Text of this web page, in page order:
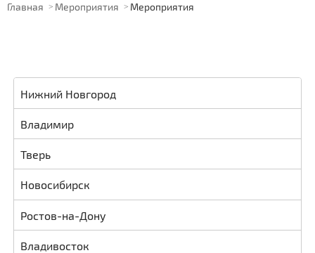
Главная Мероприятия Мероприятия
Нижний Новгород
Владимир
Тверь
Новосибирск
Ростов-на-Дону
Владивосток